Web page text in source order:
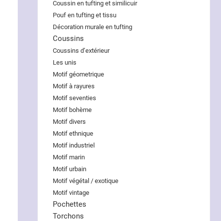
Coussin en tufting et similicuir
Pouf en tufting et tissu
Décoration murale en tufting
Coussins
Coussins d’extérieur
Les unis
Motif géometrique
Motif à rayures
Motif seventies
Motif bohème
Motif divers
Motif ethnique
Motif industriel
Motif marin
Motif urbain
Motif végétal / exotique
Motif vintage
Pochettes
Torchons